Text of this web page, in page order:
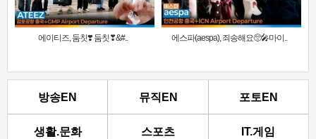
에이티즈, 둠칫❣️ 둠칫❣&#.. 에스파(aespa), 죄송해요🥺🎤마이..
방송EN 뮤직EN 포토EN
생활.문화 스포츠 IT.게임